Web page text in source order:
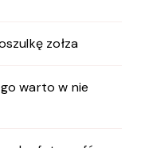
zołza
warto w nie